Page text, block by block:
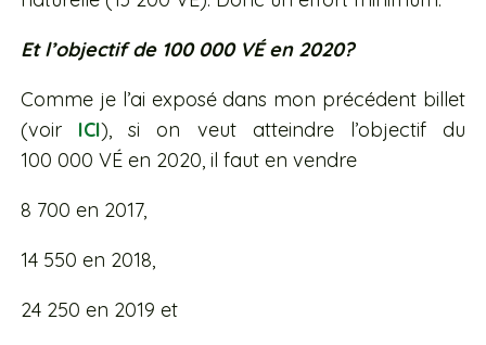
Et l’objectif de 100 000 VÉ en 2020?
Comme je l’ai exposé dans mon précédent billet
(voir ICI), si on veut atteindre l’objectif du
100 000 VÉ en 2020, il faut en vendre
8 700 en 2017,
14 550 en 2018,
24 250 en 2019 et